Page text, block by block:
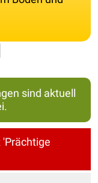
sind aktuell